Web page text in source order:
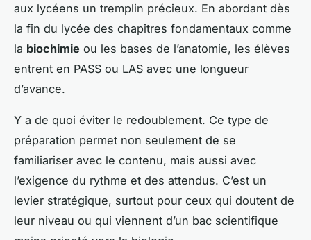
aux lycéens un tremplin précieux. En abordant dès
la fin du lycée des chapitres fondamentaux comme
la biochimie ou les bases de l’anatomie, les élèves
entrent en PASS ou LAS avec une longueur
d’avance.
Y a de quoi éviter le redoublement. Ce type de
préparation permet non seulement de se
familiariser avec le contenu, mais aussi avec
l’exigence du rythme et des attendus. C’est un
levier stratégique, surtout pour ceux qui doutent de
leur niveau ou qui viennent d’un bac scientifique